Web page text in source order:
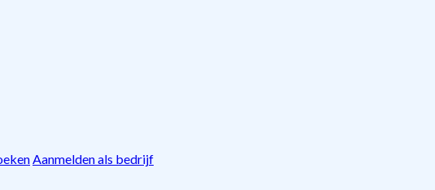
Aanmelden als bedrijf